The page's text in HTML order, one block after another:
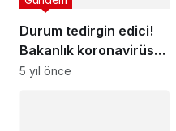
Durum tedirgin edici!
Bakanlık koronavirüs
tablosunu paylaştı,
5 yıl önce